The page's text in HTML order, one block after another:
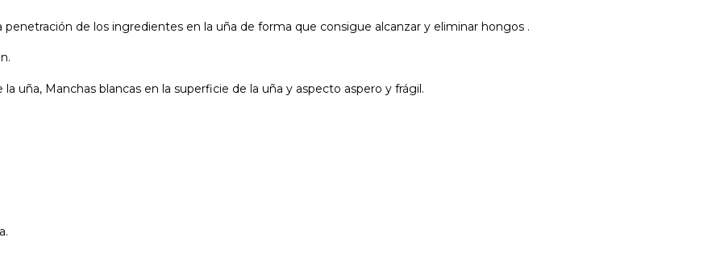
de los ingredientes en la uña de forma que consigue alcanzar y eliminar hongos .
uña, Manchas blancas en la superficie de la uña y aspecto aspero y frágil.